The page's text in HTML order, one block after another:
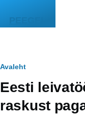
PEEGEL
Leivapuru
Avaleht
Eesti
raskust